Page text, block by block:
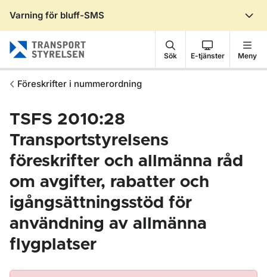
Varning för bluff-SMS
Sök E-tjänster Meny
Föreskrifter i nummerordning
TSFS 2010:28
Transportstyrelsens
föreskrifter och allmänna råd
om avgifter, rabatter och
igångsättningsstöd för
användning av allmänna
flygplatser